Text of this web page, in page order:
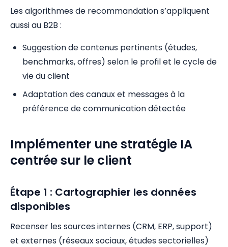
Les algorithmes de recommandation s’appliquent
aussi au B2B :
Suggestion de contenus pertinents (études,
benchmarks, offres) selon le profil et le cycle de
vie du client
Adaptation des canaux et messages à la
préférence de communication détectée
Implémenter une stratégie IA
centrée sur le client
Étape 1 : Cartographier les données
disponibles
Recenser les sources internes (CRM, ERP, support)
et externes (réseaux sociaux, études sectorielles)